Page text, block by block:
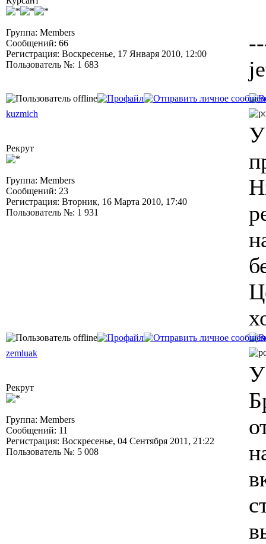
Группа: Members
Сообщений: 66
Регистрация: Воскресенье, 17 Января 2010, 12:00
Пользователь №: 1 683
kuzmich
Рекрут
Группа: Members
Сообщений: 23
Регистрация: Вторник, 16 Марта 2010, 17:40
Пользователь №: 1 931
У
zemluak
Рекрут
Группа: Members
Сообщений: 11
Регистрация: Воскресенье, 04 Сентября 2011, 21:22
Пользователь №: 5 008
У